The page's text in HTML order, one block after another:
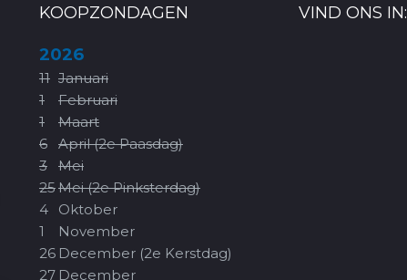
KOOPZONDAGEN
2026
11 Januari
1
Februari
1
Maart
6
April (2e Paasdag)
3
Mei
25Mei (2e Pinksterdag)
4
Oktober
1
November
26 December (2e Kerstdag)
27 December
VIND ONS IN: